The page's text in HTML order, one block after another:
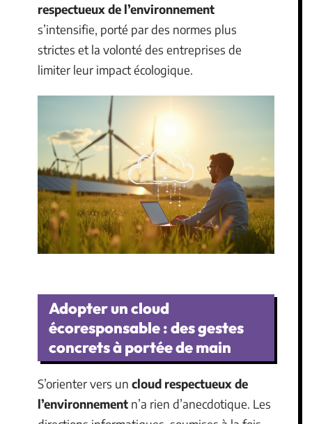
respectueux de l’environnement
s’intensifie, porté par des normes plus
strictes et la volonté des entreprises de
limiter leur impact écologique.
Adopter un cloud
écoresponsable : des gestes
concrets à portée de main
S’orienter vers un cloud respectueux de
l’environnement n’a rien d’anecdotique. Les